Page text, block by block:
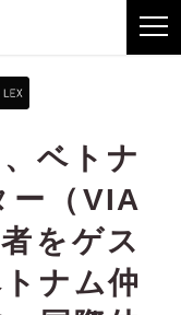
ベトナ
ー（VIA
をゲス
ナム仲